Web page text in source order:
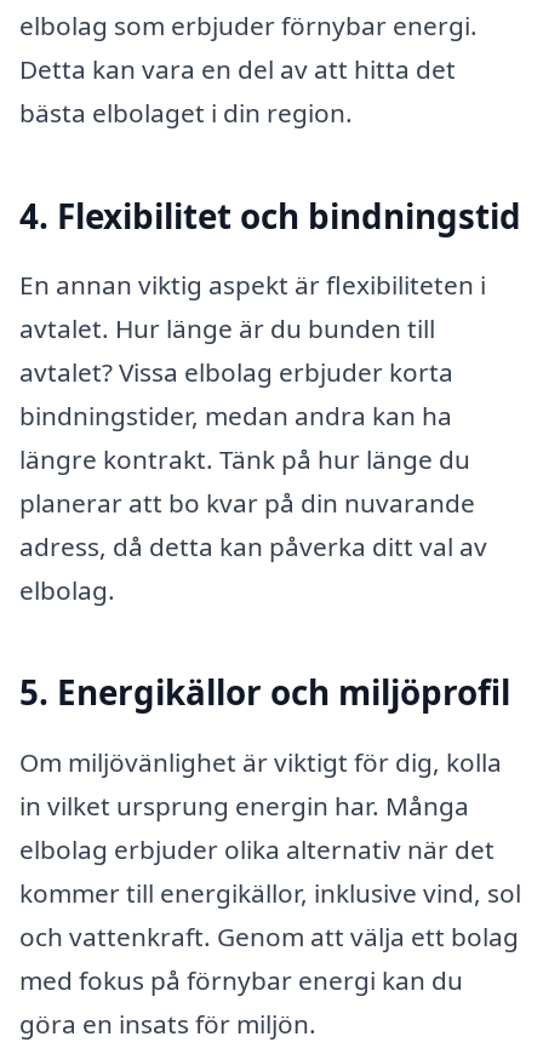
elbolag som erbjuder förnybar energi.
Detta kan vara en del av att hitta det
bästa elbolaget i din region.
4. Flexibilitet och bindningstid
En annan viktig aspekt är flexibiliteten i
avtalet. Hur länge är du bunden till
avtalet? Vissa elbolag erbjuder korta
bindningstider, medan andra kan ha
längre kontrakt. Tänk på hur länge du
planerar att bo kvar på din nuvarande
adress, då detta kan påverka ditt val av
elbolag.
5. Energikällor och miljöprofil
Om miljövänlighet är viktigt för dig, kolla
in vilket ursprung energin har. Många
elbolag erbjuder olika alternativ när det
kommer till energikällor, inklusive vind, sol
och vattenkraft. Genom att välja ett bolag
med fokus på förnybar energi kan du
göra en insats för miljön.